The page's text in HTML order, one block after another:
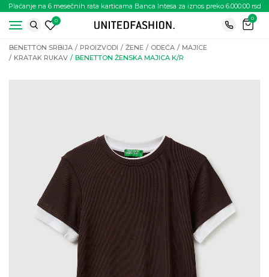
Plaćanje na 6 mesečnih rata karticama Banca Intesa za iznos preko 6.000.00 rsd
0
0
BENETTON SRBIJA PROIZVODI ŽENE ODEĆA
MAJICE
KRATAK RUKAV
BENETTON ŽENSKA MAJICA K/R